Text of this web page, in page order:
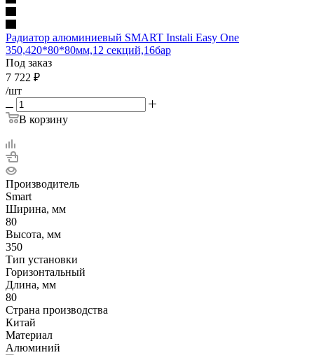
Радиатор алюминиевый SMART Instali Easy One
350,420*80*80мм,12 секций,16бар
Под заказ
7 722 ₽
/шт
В корзину
Производитель
Smart
Ширина, мм
80
Высота, мм
350
Тип установки
Горизонтальный
Длина, мм
80
Страна производства
Китай
Материал
Алюминий